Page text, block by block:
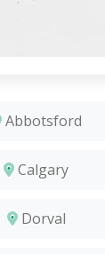
Abbotsford
Calgary
Dorval